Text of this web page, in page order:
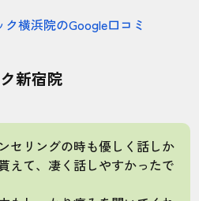
横浜院のGoogle口コミ
新宿院
セリングの時も優しく話しか
えて、凄く話しやすかったで